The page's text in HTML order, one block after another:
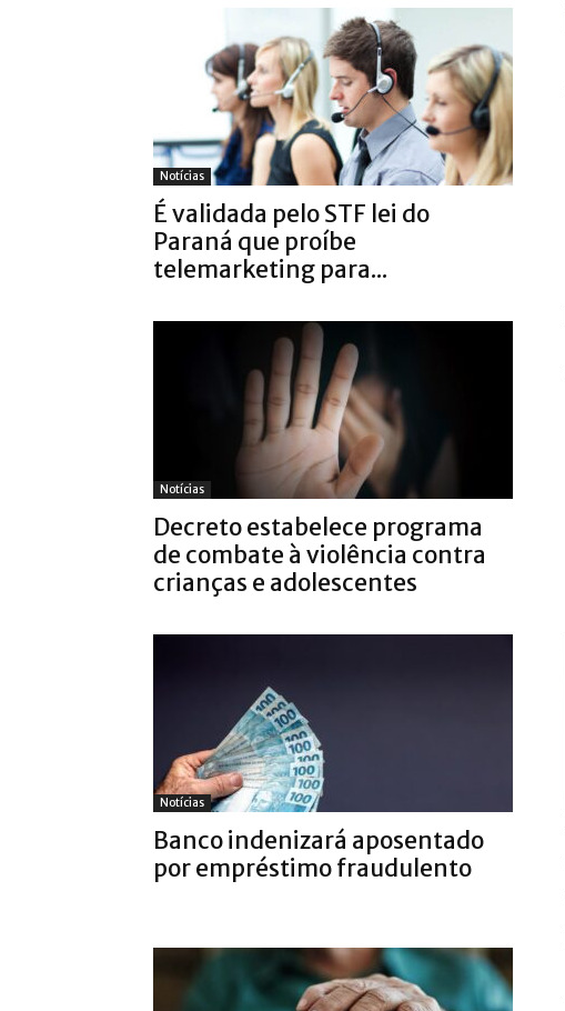
Notícias
É validada pelo STF lei do
Paraná que proíbe
telemarketing para...
Notícias
Decreto estabelece programa
de combate à violência contra
crianças e adolescentes
Notícias
Banco indenizará aposentado
por empréstimo fraudulento